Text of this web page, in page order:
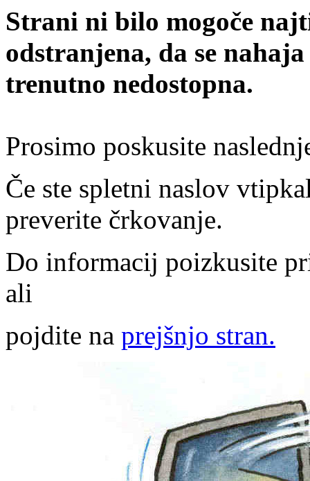
Strani ni bilo mogoče
odstranjena, da se
trenutno nedostopna.
Prosimo poskusite
Če ste spletni naslov
preverite črkovanje.
Do informacij poizkusite
ali
pojdite na prejšnjo stran.